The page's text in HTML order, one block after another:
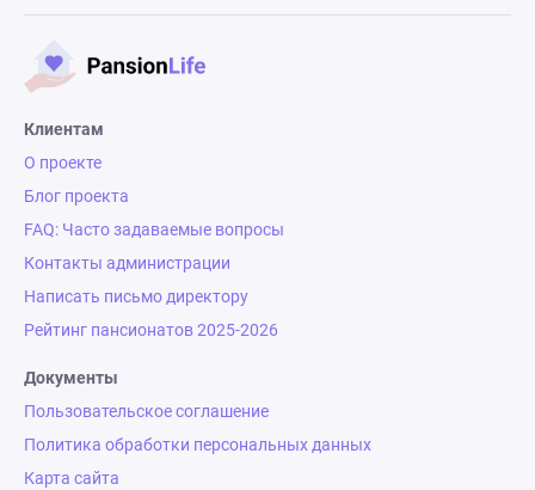
Клиентам
О проекте
Блог проекта
FAQ: Часто задаваемые вопросы
Контакты администрации
Написать письмо директору
Рейтинг пансионатов 2025-2026
Документы
Пользовательское соглашение
Политика обработки персональных данных
Карта сайта